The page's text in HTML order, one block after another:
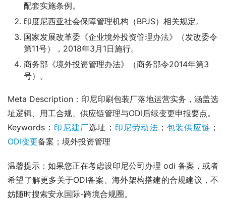
配套实施条例。
印度尼西亚社会保障管理机构（BPJS）相关规定。
国家发展改革委《企业境外投资管理办法》（发改委令
第11号），2018年3月1日施行。
商务部《境外投资管理办法》（商务部令2014年第3
号）。
Meta Description：印尼印刷包装厂落地运营实务，涵盖选
址逻辑、用工合规、供应链管理与ODI后续变更申报要点。
Keywords： 印尼建厂选址； 印尼劳动法 ； 包装供应链 ；
ODI变更备案；境外投资管理
温馨提示：如果您正在考虑设印尼公司办理 odi 备案，或者
希望了解更多关于ODI备案、海外架构搭建的合规建议，不
妨随时搜索安永国际-跨境合规圈。